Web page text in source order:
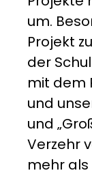
um.
Projekt
der
mit dem
und
und
Verzehr
mehr